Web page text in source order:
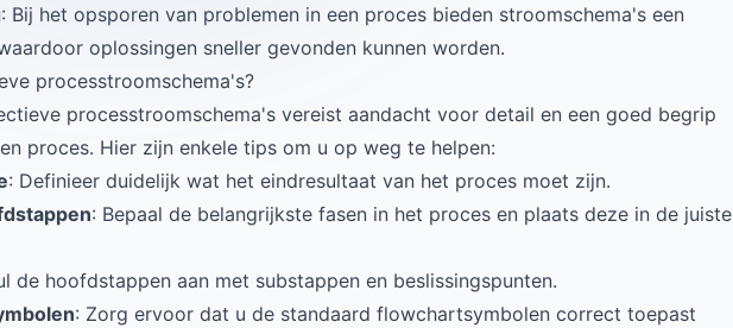
: Bij het opsporen van problemen in een proces bieden stroomschema's een
oplossingen sneller gevonden kunnen worden.
processtroomschema's?
processtroomschema's vereist aandacht voor detail en een goed begrip
proces. Hier zijn enkele tips om u op weg te helpen:
: Definieer duidelijk wat het eindresultaat van het proces moet zijn.
: Bepaal de belangrijkste fasen in het proces en plaats deze in de juiste
de hoofdstappen aan met substappen en beslissingspunten.
: Zorg ervoor dat u de standaard flowchartsymbolen correct toepast